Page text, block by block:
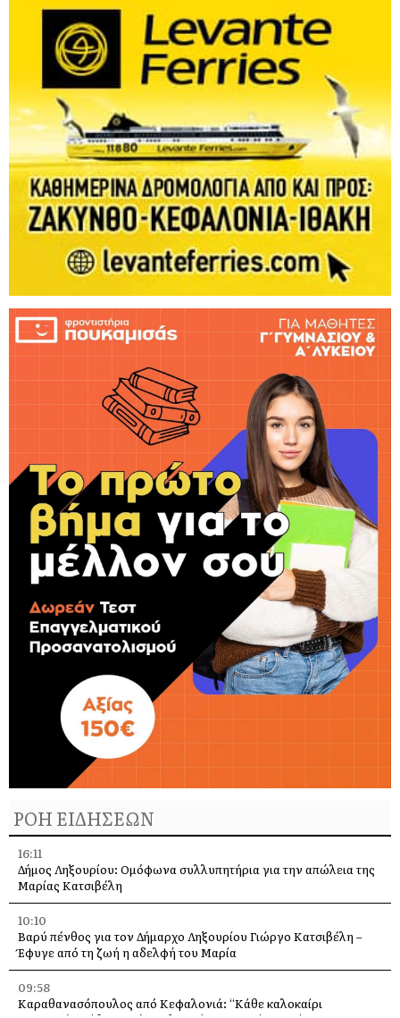
ΡΟΗ ΕΙΔΗΣΕΩΝ
16:11
Δήμος Ληξουρίου: Ομόφωνα συλλυπητήρια για την απώλεια της
Μαρίας Κατσιβέλη
10:10
Βαρύ πένθος για τον Δήμαρχο Ληξουρίου Γιώργο Κατσιβέλη –
Έφυγε από τη ζωή η αδελφή του Μαρία
09:58
Καραθανασόπουλος από Κεφαλονιά: “Κάθε καλοκαίρι